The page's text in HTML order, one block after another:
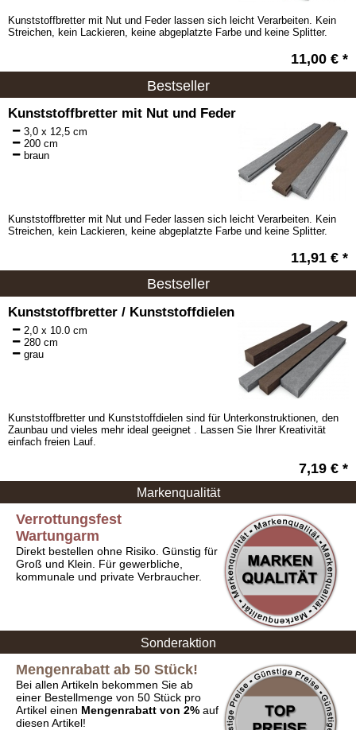
Kunststoffbretter mit Nut und Feder lassen sich leicht Verarbeiten. Kein
Streichen, kein Lackieren, keine abgeplatzte Farbe und keine Splitter.
11,00 € *
Bestseller
Kunststoffbretter mit Nut und Feder
3,0 x 12,5 cm
200 cm
braun
Kunststoffbretter mit Nut und Feder lassen sich leicht Verarbeiten. Kein
Streichen, kein Lackieren, keine abgeplatzte Farbe und keine Splitter.
11,91 € *
Bestseller
Kunststoffbretter / Kunststoffdielen
2,0 x 10.0 cm
280 cm
grau
Kunststoffbretter und Kunststoffdielen sind für Unterkonstruktionen, den
Zaunbau und vieles mehr ideal geeignet . Lassen Sie Ihrer Kreativität
einfach freien Lauf.
7,19 € *
Markenqualität
Verrottungsfest
Wartungarm
Direkt bestellen ohne Risiko. Günstig für
Groß und Klein. Für gewerbliche,
kommunale und private Verbraucher.
Sonderaktion
Mengenrabatt ab 50 Stück!
Bei allen Artikeln bekommen Sie ab
einer Bestellmenge von 50 Stück pro
Artikel einen Mengenrabatt von 2% auf
diesen Artikel!